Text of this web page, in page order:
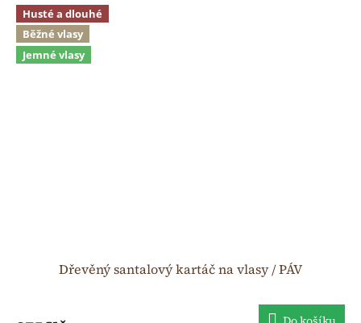
Husté a dlouhé
Běžné vlasy
Jemné vlasy
Dřevěný santalový kartáč na vlasy / PÁV